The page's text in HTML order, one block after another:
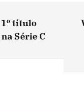
título
Série C